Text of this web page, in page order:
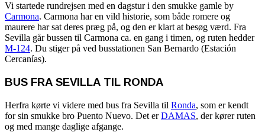
Vi startede rundrejsen med en dagstur i den smukke gamle by
Carmona. Carmona har en vild historie, som både romere og
maurere har sat deres præg på, og den er klart at besøg værd. Fra
Sevilla går bussen til Carmona ca. en gang i timen, og ruten hedder
M-124. Du stiger på ved busstationen San Bernardo (Estación
Cercanías).
BUS FRA SEVILLA TIL RONDA
Herfra kørte vi videre med bus fra Sevilla til Ronda, som er kendt
for sin smukke bro Puento Nuevo. Det erDAMAS, der kører ruten
og med mange daglige afgange.